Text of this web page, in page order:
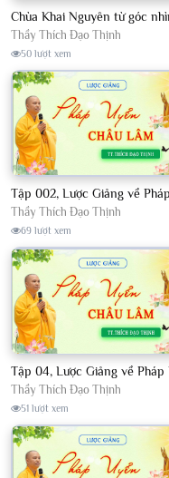
Thầy Thích Đạo Thịnh
50 lượt xem
Thầy Thích Đạo Thịnh
69 lượt xem
Thầy Thích Đạo Thịnh
51 lượt xem